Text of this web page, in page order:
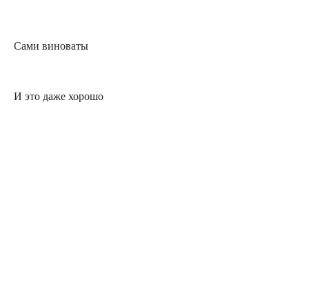
Сами виноваты
И это даже хорошо